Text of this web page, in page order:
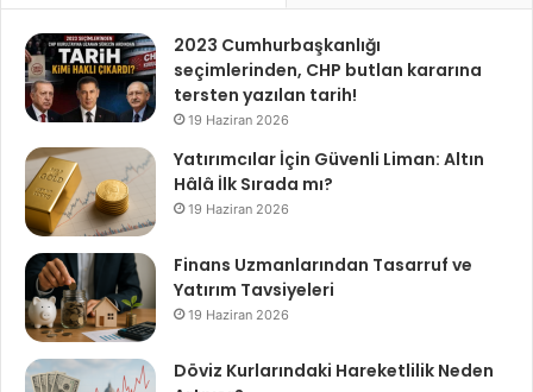
2023 Cumhurbaşkanlığı
seçimlerinden, CHP butlan kararına
tersten yazılan tarih!
19 Haziran 2026
Yatırımcılar İçin Güvenli Liman: Altın
Hâlâ İlk Sırada mı?
19 Haziran 2026
Finans Uzmanlarından Tasarruf ve
Yatırım Tavsiyeleri
19 Haziran 2026
Döviz Kurlarındaki Hareketlilik Neden